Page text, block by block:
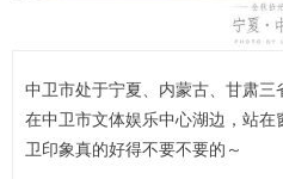
中卫市处于宁夏、内蒙古、甘肃
在中卫市文体娱乐中心湖边，站在
卫印象真的好得不要不要的～